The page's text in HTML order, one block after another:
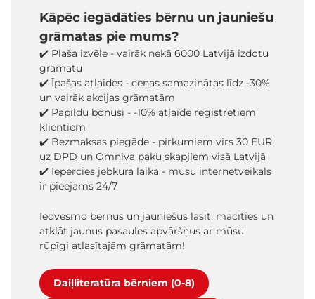
Kāpēc iegādāties bērnu un jauniešu
grāmatas pie mums?
✔️ Plaša izvēle - vairāk nekā 6000 Latvijā izdotu
grāmatu
✔️ Īpašas atlaides - cenas samazinātas līdz -30%
un vairāk akcijas grāmatām
✔️ Papildu bonusi - -10% atlaide reģistrētiem
klientiem
✔️ Bezmaksas piegāde - pirkumiem virs 30 EUR
uz DPD un Omniva paku skapjiem visā Latvijā
✔️ Iepērcies jebkurā laikā - mūsu internetveikals
ir pieejams 24/7
Iedvesmo bērnus un jauniešus lasīt, mācīties un
atklāt jaunus pasaules apvāršņus ar mūsu
rūpīgi atlasītajām grāmatām!
Daiļliteratūra bērniem (0-8)